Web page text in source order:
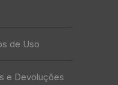
de Uso
e Devoluções